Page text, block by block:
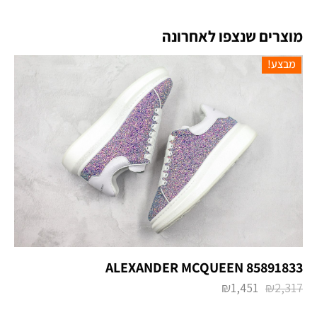
מוצרים שנצפו לאחרונה
מבצע!
ALEXANDER MCQUEEN 85891833
₪2,317
₪1,451